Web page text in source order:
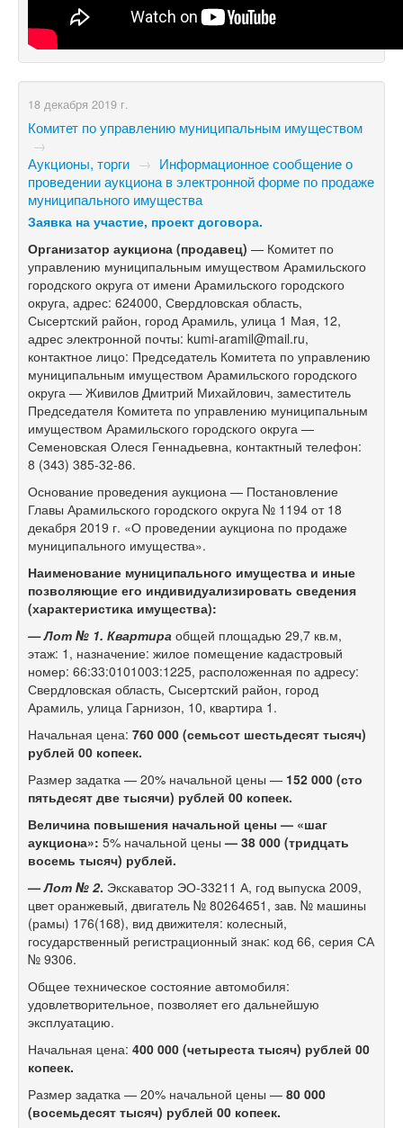
18 декабря 2019 г.
Комитет по управлению муниципальным имуществом
→
Аукционы, торги → Информационное сообщение о
проведении аукциона в электронной форме по продаже
муниципального имущества
Заявка на участие, проект договора.
Организатор аукциона (продавец) — Комитет по
управлению муниципальным имуществом Арамильского
городского округа от имени Арамильского городского
округа, адрес: 624000, Свердловская область,
Сысертский район, город Арамиль, улица 1 Мая, 12,
адрес электронной почты: kumi-aramil@mail.ru,
контактное лицо: Председатель Комитета по управлению
муниципальным имуществом Арамильского городского
округа — Живилов Дмитрий Михайлович, заместитель
Председателя Комитета по управлению муниципальным
имуществом Арамильского городского округа —
Семеновская Олеся Геннадьевна, контактный телефон:
8 (343) 385-32-86.
Основание проведения аукциона — Постановление
Главы Арамильского городского округа № 1194 от 18
декабря 2019 г. «О проведении аукциона по продаже
муниципального имущества».
Наименование муниципального имущества и иные
позволяющие его индивидуализировать сведения
(характеристика имущества):
— Лот № 1. Квартира общей площадью 29,7 кв.м,
этаж: 1, назначение: жилое помещение кадастровый
номер: 66:33:0101003:1225, расположенная по адресу:
Свердловская область, Сысертский район, город
Арамиль, улица Гарнизон, 10, квартира 1.
Начальная цена: 760 000 (семьсот шестьдесят тысяч)
рублей 00 копеек.
Размер задатка — 20% начальной цены — 152 000 (сто
пятьдесят две тысячи) рублей 00 копеек.
Величина повышения начальной цены — «шаг
аукциона»: 5% начальной цены — 38 000 (тридцать
восемь тысяч) рублей.
—Лот № 2. Экскаватор ЭО-33211 А, год выпуска 2009,
цвет оранжевый, двигатель № 80264651, зав. № машины
(рамы) 176(168), вид движителя: колесный,
государственный регистрационный знак: код 66, серия СА
№ 9306.
Общее техническое состояние автомобиля:
удовлетворительное, позволяет его дальнейшую
эксплуатацию.
Начальная цена: 400 000 (четыреста тысяч) рублей 00
копеек.
Размер задатка — 20% начальной цены — 80 000
(восемьдесят тысяч) рублей 00 копеек.